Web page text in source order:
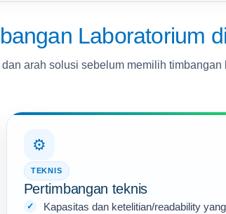
Laboratorium
arah solusi sebelum memilih timbangan
⚙️
TEKNIS
Pertimbangan teknis
Kapasitas dan ketelitian/readability yang